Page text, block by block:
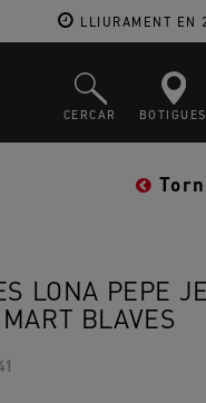
LLIURAMENT EN
BOTIGUES
CERCAR
LONA PEPE
BLAVES